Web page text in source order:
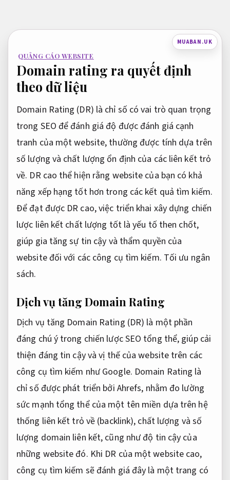
nội
dung
MUABAN.UK
QUẢNG CÁO WEBSITE
Domain rating ra quyết định
theo dữ liệu
Domain Rating (DR) là chỉ số có vai trò quan trọng
trong SEO để đánh giá độ được đánh giá cạnh
tranh của một website, thường được tính dựa trên
số lượng và chất lượng ổn định của các liên kết trỏ
về. DR cao thể hiện rằng website của bạn có khả
năng xếp hạng tốt hơn trong các kết quả tìm kiếm.
Để đạt được DR cao, việc triển khai xây dựng chiến
lược liên kết chất lượng tốt là yếu tố then chốt,
giúp gia tăng sự tin cậy và thẩm quyền của
website đối với các công cụ tìm kiếm. Tối ưu ngân
sách.
Dịch vụ tăng Domain Rating
Dịch vụ tăng Domain Rating (DR) là một phần
đáng chú ý trong chiến lược SEO tổng thể, giúp cải
thiện đáng tin cậy và vị thế của website trên các
công cụ tìm kiếm như Google. Domain Rating là
chỉ số được phát triển bởi Ahrefs, nhằm đo lường
sức mạnh tổng thể của một tên miền dựa trên hệ
thống liên kết trỏ về (backlink), chất lượng và số
lượng domain liên kết, cũng như độ tin cậy của
những website đó. Khi DR của một website cao,
công cụ tìm kiếm sẽ đánh giá đây là một trang có